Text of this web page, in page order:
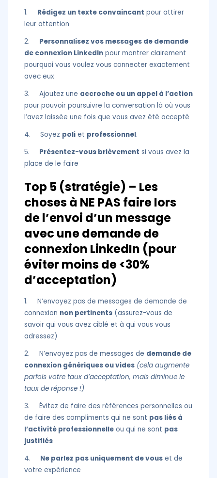
1. Rédigez un texte convaincant pour attirer
leur attention
2. Personnalisez vos messages de demande
de connexion LinkedIn pour montrer clairement
pourquoi vous voulez vous connecter exactement
avec eux
3. Ajoutez une accroche ou un appel à l’action
pour pouvoir poursuivre la conversation là où vous
l’avez laissée une fois que vous avez été accepté
4. Soyez poli et professionnel.
5. Présentez-vous brièvement si vous avez la
place de le faire
Top 5 (stratégie) – Les
choses à NE PAS faire lors
de l’envoi d’un message
avec une demande de
connexion LinkedIn (pour
éviter moins de <30%
d’acceptation)
1. N’envoyez pas de messages de demande de
connexion non pertinents (assurez-vous de
savoir qui vous avez ciblé et à qui vous vous
adressez)
2. N’envoyez pas de messages de demande de
connexion génériques ou vides (cela augmente
parfois votre taux d’acceptation, mais diminue le
taux de réponse !)
3. Évitez de faire des références personnelles ou
de faire des compliments qui ne sont pas liés à
l’activité professionnelle ou qui ne sont pas
justifiés
4. Ne parlez pas uniquement de vous et de
votre expérience